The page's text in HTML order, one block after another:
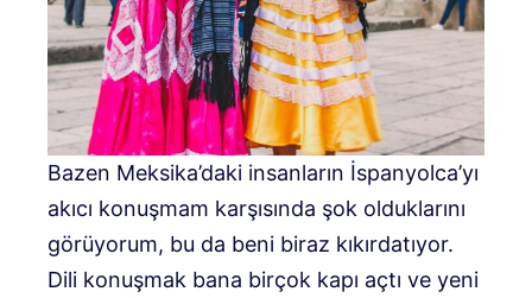
Bazen Meksika’daki insanların İspanyolca’yı
akıcı konuşmam karşısında şok olduklarını
görüyorum, bu da beni biraz kıkırdatıyor.
Dili konuşmak bana birçok kapı açtı ve yeni